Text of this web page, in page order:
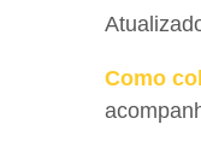
Como